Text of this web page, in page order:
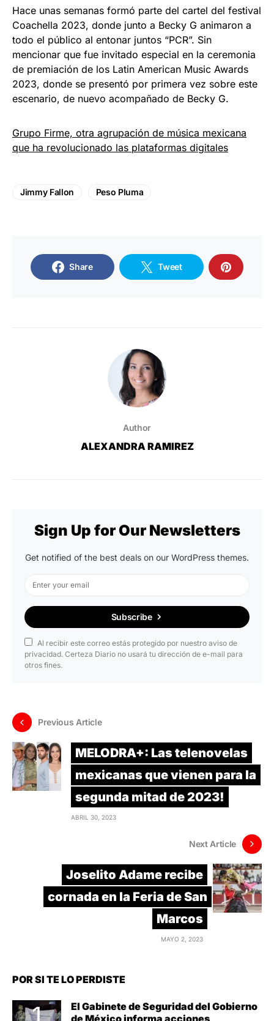
Hace unas semanas formó parte del cartel del festival
Coachella 2023, donde junto a Becky G animaron a
todo el público al entonar juntos “PCR”. Sin
mencionar que fue invitado especial en la ceremonia
de premiación de los Latin American Music Awards
2023, donde se presentó por primera vez sobre este
escenario, de nuevo acompañado de Becky G.
Grupo Firme, otra agrupación de música mexicana
que ha revolucionado las plataformas digitales
Jimmy Fallon Peso Pluma
Share Tweet
Author
ALEXANDRA RAMIREZ
Sign Up for Our Newsletters
Get notified of the best deals on our WordPress themes.
Subscribe
Al recibir este correo estás protegido por nuestro aviso de
privacidad. Certeza Diario no usará tu dirección de e-mail para
otros fines.
Previous Article
MELODRA+: Las telenovelas
mexicanas que vienen para la
segunda mitad de 2023!
ABRIL 30, 2023
Next Article
Joselito Adame recibe
cornada en la Feria de San
Marcos
MAYO 2, 2023
POR SI TE LO PERDISTE
El Gabinete de Seguridad del Gobierno
de México informa acciones